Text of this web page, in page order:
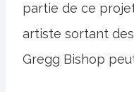
partie de ce
artiste sortant
Gregg Bishop